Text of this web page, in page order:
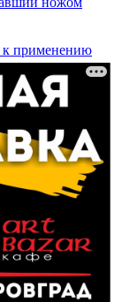
к применению